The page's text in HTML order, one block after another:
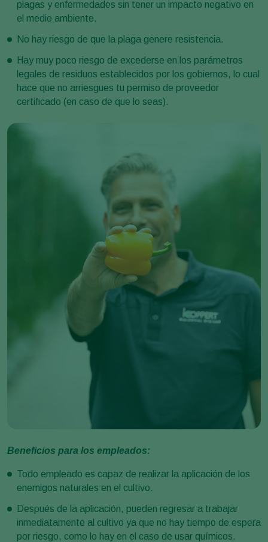
plagas y enfermedades sin tener un impacto negativo en
el medio ambiente.
No hay riesgo de que la plaga genere resistencia.
Hay muy poco riesgo de excederse en los parámetros
legales de residuos establecidos por los gobiernos, lo cual
hace que no arriesgues tu permiso de proveedor
certificado (en caso de que lo seas).
Beneficios para los empleados:
Todo empleado es capaz de realizar la aplicación de los
enemigos naturales en el cultivo.
Después de la aplicación, pueden regresar a trabajar
inmediatamente al cultivo ya que no hay tiempo de espera
por riesgo, como lo hay en el caso de usar químicos.